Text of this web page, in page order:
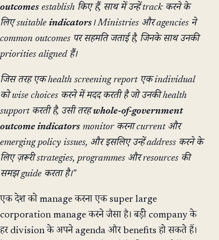
outcomes establish किए हैं, साथ में उन्हें track करने के
लिए suitable indicators । Ministries और agencies ने
common outcomes पर सहमति जताई है, जिनके साथ उनकी
priorities aligned हैं।
जिस तरह एक health screening report एक individual
को wise choices करने में मदद करती है जो उनकी health
support करती है, उसी तरहwhole-of-government
outcome indicators monitor करना current और
emerging policy issues, और इसलिए उन्हें address करने के
लिए ज़रूरी strategies, programmes और resources की
समझ guide करता है।"
एक देश को manage करना एक super large
corporation manage करने जैसा है। बड़ी company के
हर division के अपने agenda और benefits हो सकते हैं।